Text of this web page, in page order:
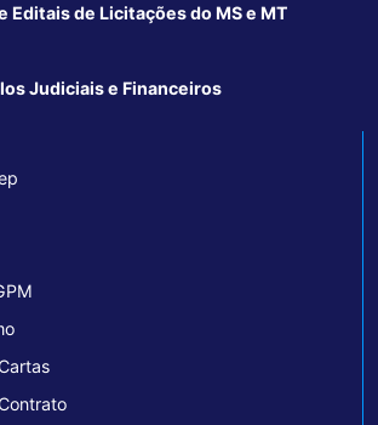
Editais de Licitações do MS e MT
Judiciais e Financeiros